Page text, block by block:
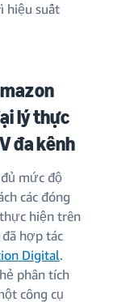
hiệu suất
lý thực
đa kênh
mức độ
các đóng
hiện trên
hợp tác
Digital.
phân tích
công cụ